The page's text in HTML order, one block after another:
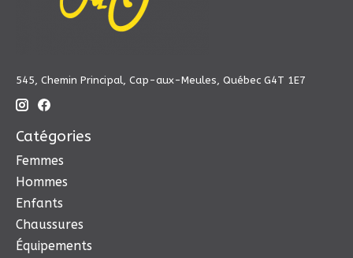
545, Chemin Principal, Cap-aux-Meules, Québec G4T 1E7
Catégories
Femmes
Hommes
Enfants
Chaussures
Équipements